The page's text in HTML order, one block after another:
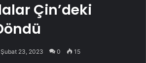
Çin’deki
Şubat 23, 2023 0 15